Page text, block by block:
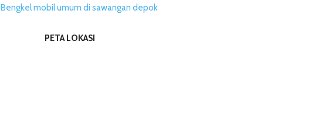
Bengkel mobil umum di sawangan depok
PETA LOKASI